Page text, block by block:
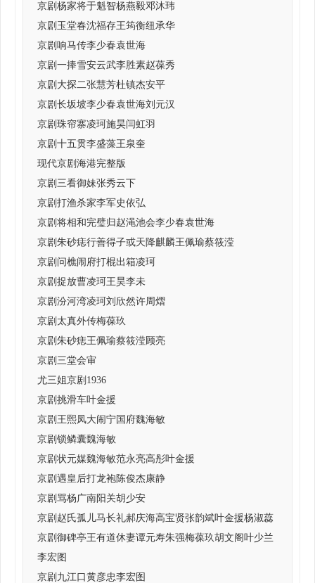
京剧杨家将于魁智杨燕毅邓沐玮
京剧玉堂春沈福存王筠衡纽承华
京剧响马传李少春袁世海
京剧一捧雪安云武李胜素赵葆秀
京剧大探二张慧芳杜镇杰安平
京剧长坂坡李少春袁世海刘元汉
京剧珠帘寨凌珂施昊闫虹羽
京剧十五贯李盛藻王泉奎
现代京剧海港完整版
京剧三看御妹张秀云下
京剧打渔杀家李军史依弘
京剧将相和完璧归赵渑池会李少春袁世海
京剧朱砂痣行善得子或天降麒麟王佩瑜蔡筱滢
京剧问樵闹府打棍出箱凌珂
京剧捉放曹凌珂王昊李未
京剧汾河湾凌珂刘欣然许周熠
京剧太真外传梅葆玖
京剧朱砂痣王佩瑜蔡筱滢顾亮
京剧三堂会审
尤三姐京剧1936
京剧挑滑车叶金援
京剧王熙凤大闹宁国府魏海敏
京剧锁鳞囊魏海敏
京剧状元媒魏海敏范永亮高彤叶金援
京剧遇皇后打龙袍陈俊杰康静
京剧骂杨广南阳关胡少安
京剧赵氏孤儿马长礼郝庆海高宝贤张韵斌叶金援杨淑蕊
京剧御碑亭王有道休妻谭元寿朱强梅葆玖胡文阁叶少兰
李宏图
京剧九江口黄彦忠李宏图